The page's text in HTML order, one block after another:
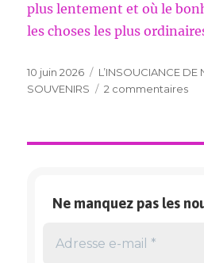
plus lentement et où le
les choses les plus
Publié
le
10 juin 2026 Catégories
L’INSOUCIANCE DE
SOUVENIRS
2 commentairessur
Ne manquez pas les